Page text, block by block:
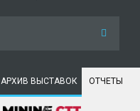
АРХИВ ВЫСТАВОК ОТЧЕТЫ